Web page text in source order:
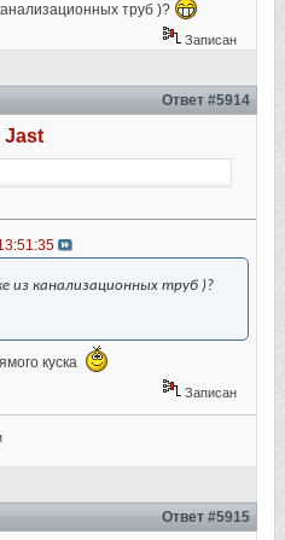
труб )?
Записан
Ответ #5914
Jast
из канализационных труб )?
куска
Записан
Ответ #5915